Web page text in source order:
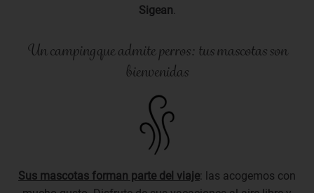
Sigean
Un camping que admite perros: tus mascotas son
bienvenidas
Sus mascotas forman parte del viaje: las acogemos con